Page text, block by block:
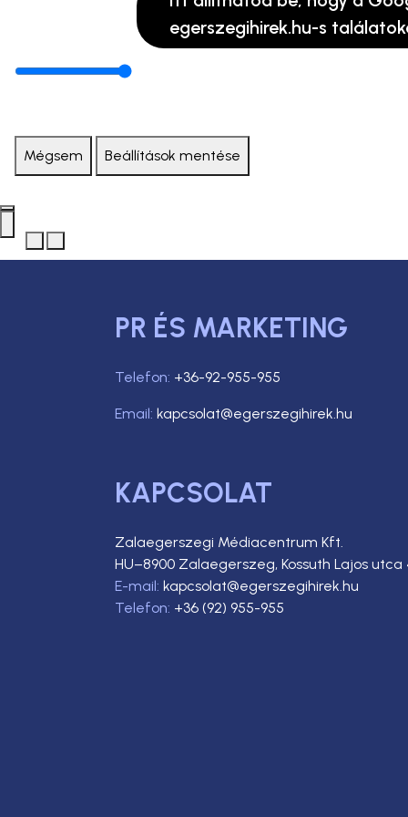
egerszegihirek.hu-s
Mégsem Beállítások mentése
PR ÉS MARKETING
Telefon: +36-92-955-955
Email: kapcsolat@egerszegihirek.hu
KAPCSOLAT
Zalaegerszegi Médiacentrum Kft.
HU–8900 Zalaegerszeg, Kossuth Lajos utca
E-mail: kapcsolat@egerszegihirek.hu
Telefon: +36 (92) 955-955